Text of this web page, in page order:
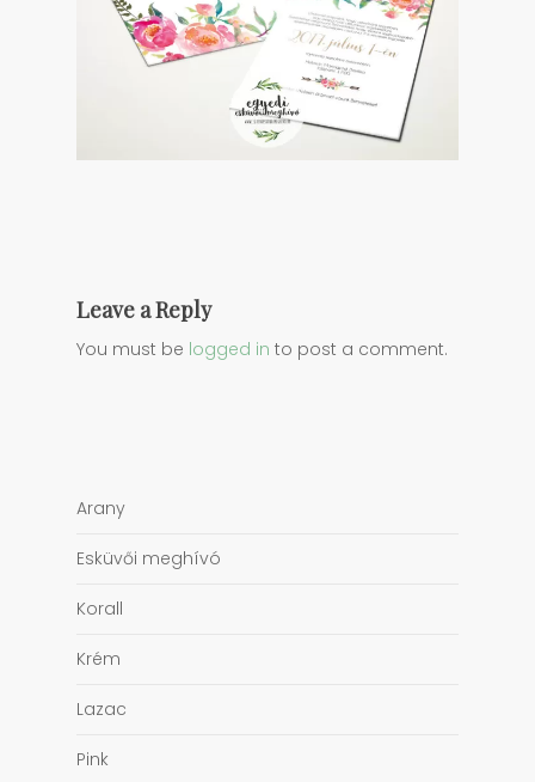
Leave a Reply
You must be logged in to post a comment.
Arany
Esküvői meghívó
Korall
Krém
Lazac
Pink